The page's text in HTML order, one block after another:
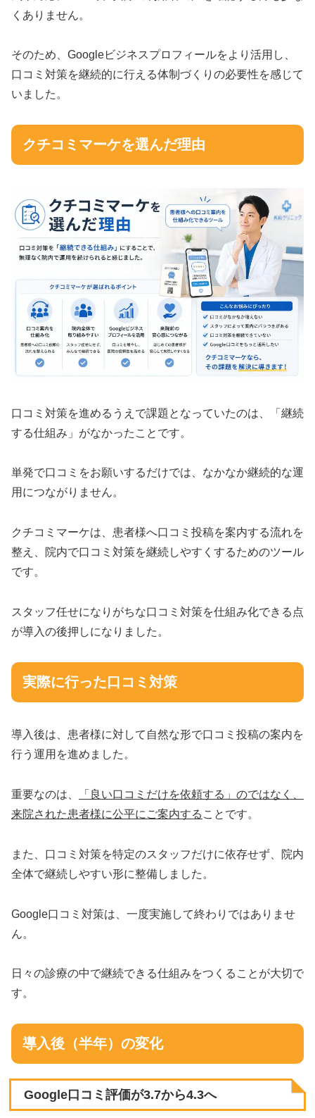
くありません。
そのため、Googleビジネスプロフィールをより活用し、
口コミ対策を継続的に行える体制づくりの必要性を感じて
いました。
クチコミマーケを選んだ理由
口コミ対策を進めるうえで課題となっていたのは、「継続
する仕組み」がなかったことです。
単発で口コミをお願いするだけでは、なかなか継続的な運
用につながりません。
クチコミマーケは、患者様へ口コミ投稿を案内する流れを
整え、院内で口コミ対策を継続しやすくするためのツール
です。
スタッフ任せになりがちな口コミ対策を仕組み化できる点
が導入の後押しになりました。
実際に行った口コミ対策
導入後は、患者様に対して自然な形で口コミ投稿の案内を
行う運用を進めました。
重要なのは、
「良い口コミだけを依頼する」のではなく、
来院された患者様に公平にご案内する ことです。
また、口コミ対策を特定のスタッフだけに依存せず、院内
全体で継続しやすい形に整備しました。
Google口コミ対策は、一度実施して終わりではありませ
ん。
日々の診療の中で継続できる仕組みをつくることが大切で
す。
導入後（半年）の変化
Google口コミ評価が3.7から4.3へ